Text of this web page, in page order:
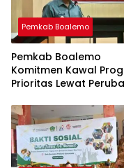
Pemkab Boalemo
Pemkab Boalemo
Komitmen Kawal
Prioritas Lewat